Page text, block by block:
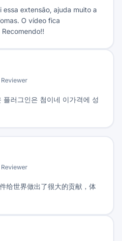
essa extensão, ajuda muito a
O vídeo fica
플러그인은 첨이네 이가격에 성
给世界做出了很大的贡献，体